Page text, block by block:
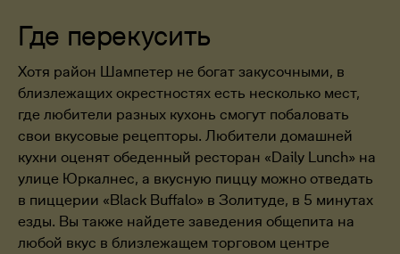
Где перекусить
Хотя район Шампетер не богат закусочными, в
близлежащих окрестностях есть несколько мест,
где любители разных кухонь смогут побаловать
свои вкусовые рецепторы. Любители домашней
кухни оценят обеденный ресторан «Daily Lunch» на
улице Юркалнес, а вкусную пиццу можно отведать
в пиццерии «Black Buffalo» в Золитуде, в 5 минутах
езды. Вы также найдете заведения общепита на
любой вкус в близлежащем торговом центре